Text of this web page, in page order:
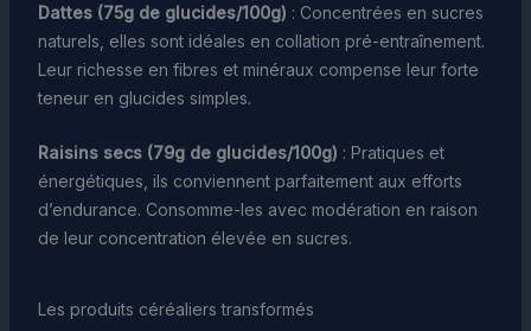
Dattes (75g de glucides/100g) : Concentrées en sucres
naturels, elles sont idéales en collation pré-entraînement.
Leur richesse en fibres et minéraux compense leur forte
teneur en glucides simples.
Raisins secs (79g de glucides/100g) : Pratiques et
énergétiques, ils conviennent parfaitement aux efforts
d’endurance. Consomme-les avec modération en raison
de leur concentration élevée en sucres.
Les produits céréaliers transformés